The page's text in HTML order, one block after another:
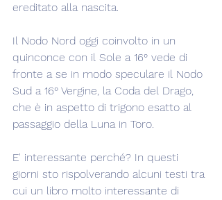
ereditato alla nascita.
Il Nodo Nord oggi coinvolto in un
quinconce con il Sole a 16° vede di
fronte a se in modo speculare il Nodo
Sud a 16° Vergine, la Coda del Drago,
che è in aspetto di trigono esatto al
passaggio della Luna in Toro.
E' interessante perché? In questi
giorni sto rispolverando alcuni testi tra
cui un libro molto interessante di